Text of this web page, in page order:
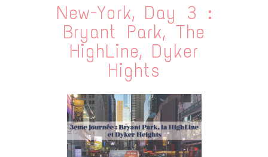
New-York, Day 3 :
Bryant Park, The
HighLine, Dyker
Hights